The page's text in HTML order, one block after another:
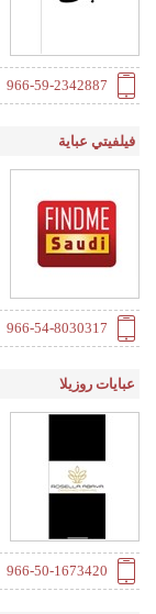
966-59-2342887
فيلفيتي عباية
966-54-8030317
عبايات روزيلا
966-50-1673420